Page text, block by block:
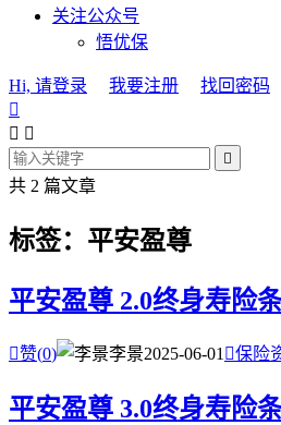
关注公众号
悟优保
Hi, 请登录 我要注册
找回密码

 

共 2 篇文章
标签：平安盈尊
平安盈尊 2.0终身寿险
赞(0) 李景2025-06-01 保险
平安盈尊 3.0终身寿险